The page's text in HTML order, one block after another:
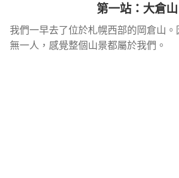
第一站：大倉山
我們一早去了位於札幌西部的岡倉山
無一人，感覺整個山景都屬於我們。